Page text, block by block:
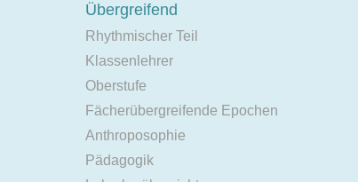
Übergreifend
Rhythmischer Teil
Klassenlehrer
Oberstufe
Fächerübergreifende Epochen
Anthroposophie
Pädagogik